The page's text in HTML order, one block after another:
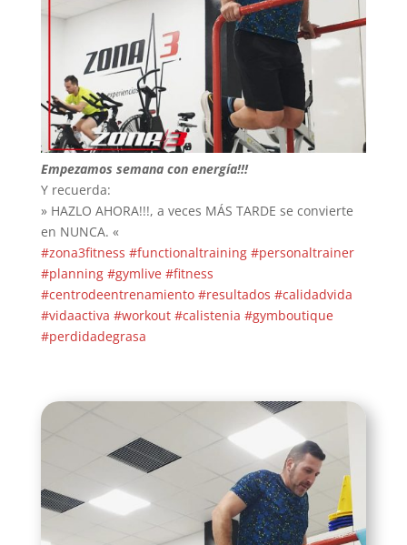
Empezamos semana con energía!!!
Y recuerda:
» HAZLO AHORA!!!, a veces MÁS TARDE se convierte
en NUNCA. «
#zona3fitness #functionaltraining #personaltrainer
#planning #gymlive #fitness
#centrodeentrenamiento #resultados #calidadvida
#vidaactiva #workout #calistenia #gymboutique
#perdidadegrasa